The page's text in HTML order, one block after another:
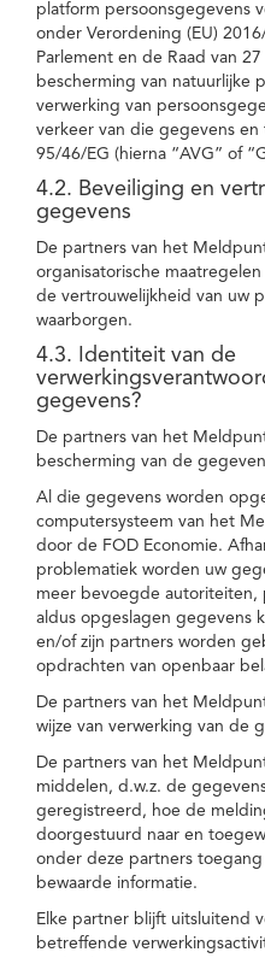
platform persoonsgegevens
onder Verordening (EU)
Parlement en de Raad van
bescherming van natuurlijke
verwerking van
verkeer van die gegevens
95/46/EG (hierna “AVG” of
4.2. Beveiliging en
gegevens
De partners van het
organisatorische
de vertrouwelijkheid van uw
waarborgen.
4.3. Identiteit van de
gegevens?
De partners van het
bescherming van de
Al die gegevens worden
computersysteem van het
door de FOD Economie.
problematiek worden uw
meer bevoegde autoriteiten,
aldus opgeslagen gegevens
en/of zijn partners worden
opdrachten van openbaar
De partners van het
wijze van verwerking van de
De partners van het
middelen, d.w.z. de
geregistreerd, hoe de
doorgestuurd naar en
onder deze partners
bewaarde informatie.
Elke partner blijft uitsluitend
betreffende